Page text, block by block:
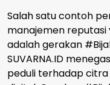
Salah satu contoh
manajemen reputasi
adalah gerakan
SUVARNA.ID
peduli terhadap